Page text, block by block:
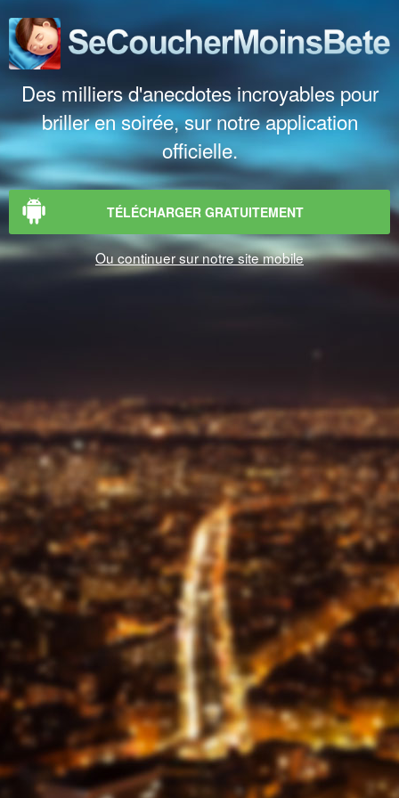
Des milliers d'anecdotes incroyables pour
briller en soirée, sur notre application
officielle.
TÉLÉCHARGER GRATUITEMENT
Ou continuer sur notre site mobile